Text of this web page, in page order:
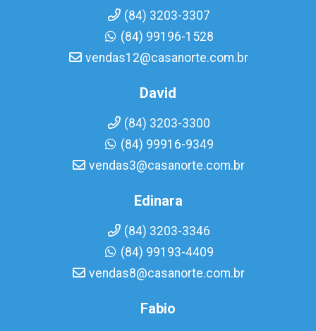
(84) 3203-3307
(84) 99196-1528
vendas12@casanorte.com.br
David
(84) 3203-3300
(84) 99916-9349
vendas3@casanorte.com.br
Edinara
(84) 3203-3346
(84) 99193-4409
vendas8@casanorte.com.br
Fabio